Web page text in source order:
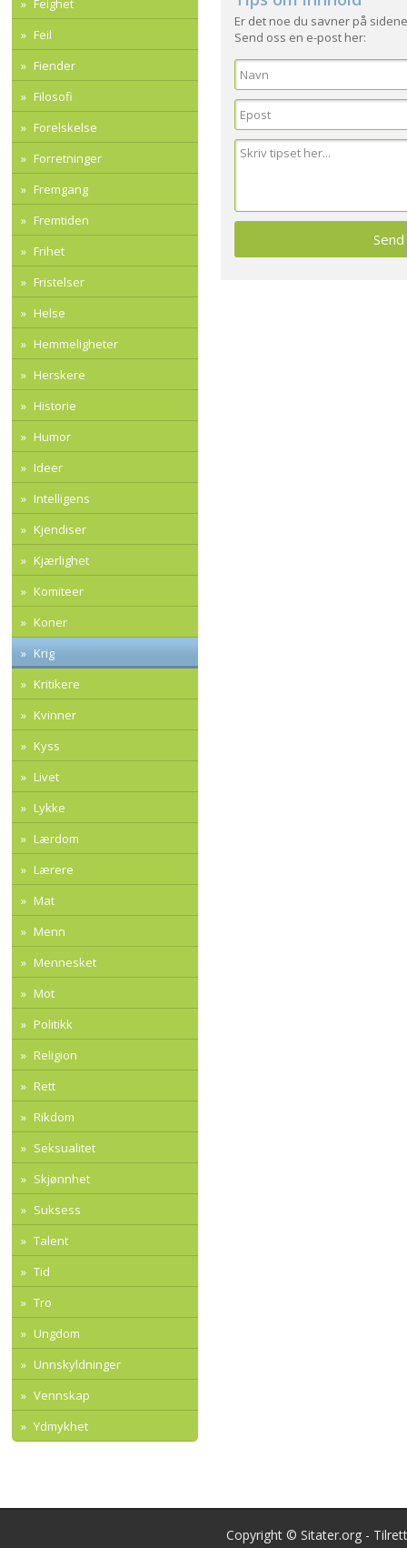
Feighet
Feil
Fiender
Filosofi
Forelskelse
Forretninger
Fremgang
Fremtiden
Frihet
Fristelser
Helse
Hemmeligheter
Herskere
Historie
Humor
Ideer
Intelligens
Kjendiser
Kjærlighet
Komiteer
Koner
Krig
Kritikere
Kvinner
Kyss
Livet
Lykke
Lærdom
Lærere
Mat
Menn
Mennesket
Mot
Politikk
Religion
Rett
Rikdom
Seksualitet
Skjønnhet
Suksess
Talent
Tid
Tro
Ungdom
Unnskyldninger
Vennskap
Ydmykhet
Er det noe du savner på
Send oss en e-post her:
Copyright © Sitater.org -